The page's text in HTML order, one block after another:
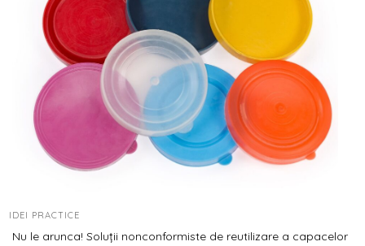
IDEI PRACTICE
Nu le arunca! Soluții nonconformiste de reutilizare a capacelor